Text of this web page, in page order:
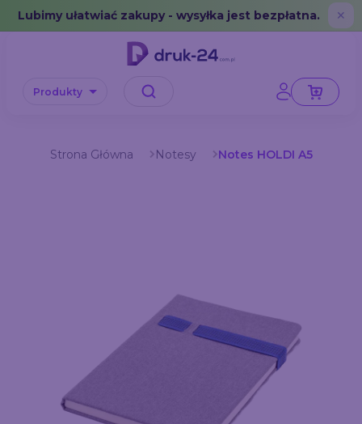
Error: No data in cache or invalid format
Lubimy ułatwiać zakupy - wysyłka jest bezpłatna. ✕
Produkty
Strona Główna Notesy Notes HOLDI A5